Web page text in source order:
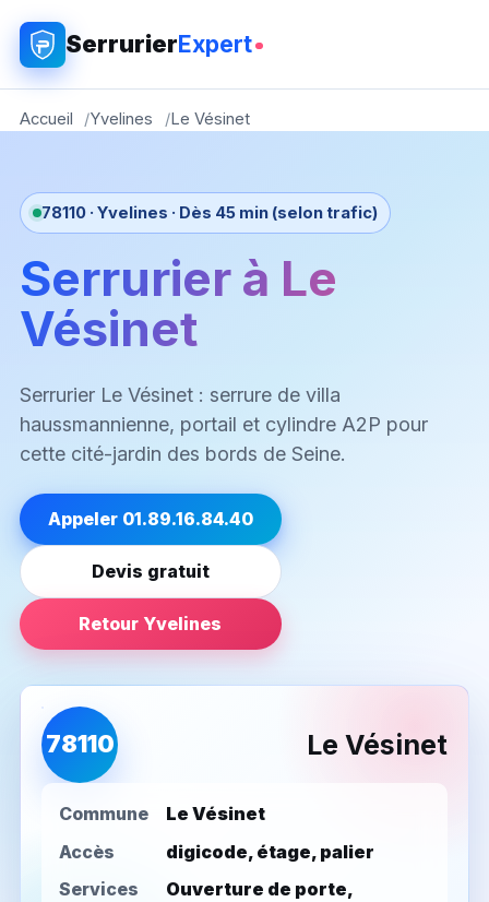
SerrurierExpert
Accueil Yvelines Le Vésinet
78110 · Yvelines · Dès 45 min (selon trafic)
Serrurier à Le
Vésinet
Serrurier Le Vésinet : serrure de villa
haussmannienne, portail et cylindre A2P pour
cette cité-jardin des bords de Seine.
Appeler 01.89.16.84.40
Devis gratuit
Retour Yvelines
78110 Le Vésinet
Commune
Le Vésinet
Accès
digicode, étage, palier
Services
Ouverture de porte,